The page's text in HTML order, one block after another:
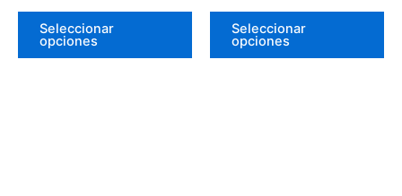
Seleccionar
opciones
Seleccionar
opciones